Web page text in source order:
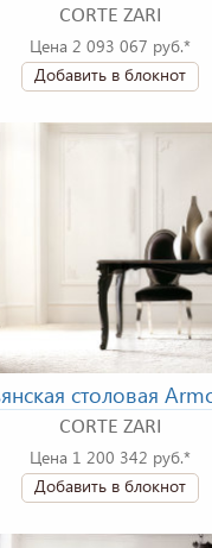
CORTE ZARI
Цена 2 093 067 руб.*
Добавить в блокнот
столовая
CORTE ZARI
Цена 1 200 342 руб.*
Добавить в блокнот